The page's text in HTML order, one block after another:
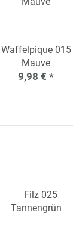
Waffelpique 015
Mauve
9,98 € *